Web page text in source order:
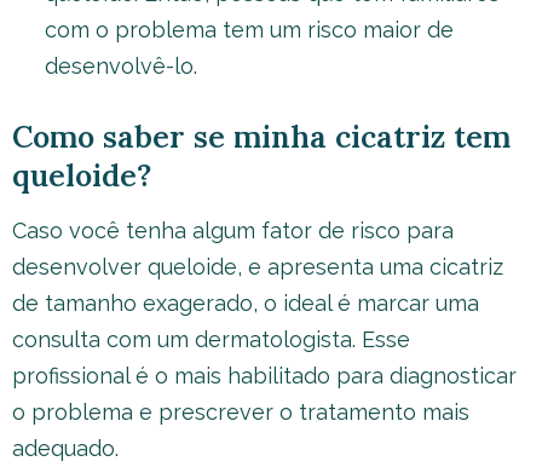
com o problema tem um risco maior de
desenvolvê-lo.
Como saber se minha cicatriz tem
queloide?
Caso você tenha algum fator de risco para
desenvolver queloide, e apresenta uma cicatriz
de tamanho exagerado, o ideal é marcar uma
consulta com um dermatologista. Esse
profissional é o mais habilitado para diagnosticar
o problema e prescrever o tratamento mais
adequado.